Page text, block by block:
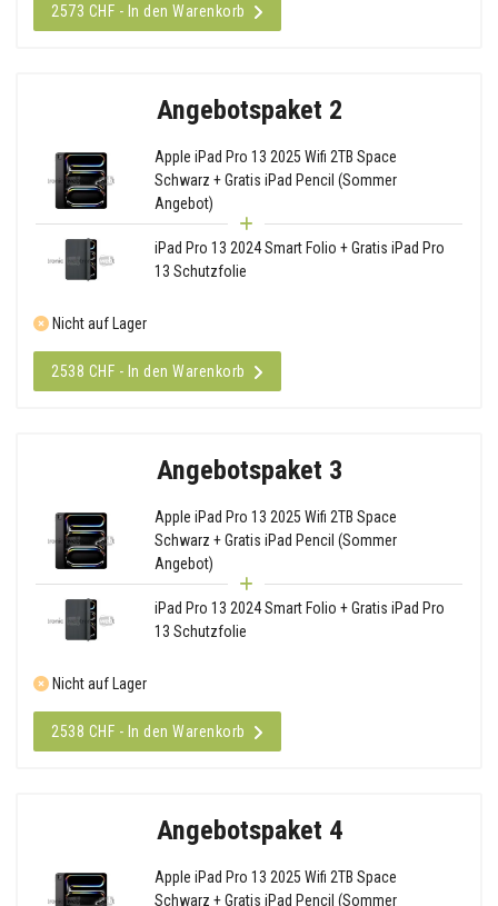
2573 CHF - In den Warenkorb
Angebotspaket 2
Apple iPad Pro 13 2025 Wifi 2TB Space
Schwarz + Gratis iPad Pencil (Sommer
Angebot)
iPad Pro 13 2024 Smart Folio + Gratis iPad Pro
13 Schutzfolie
Nicht auf Lager
2538 CHF - In den Warenkorb
Angebotspaket 3
Apple iPad Pro 13 2025 Wifi 2TB Space
Schwarz + Gratis iPad Pencil (Sommer
Angebot)
iPad Pro 13 2024 Smart Folio + Gratis iPad Pro
13 Schutzfolie
Nicht auf Lager
2538 CHF - In den Warenkorb
Angebotspaket 4
Apple iPad Pro 13 2025 Wifi 2TB Space
Schwarz + Gratis iPad Pencil (Sommer